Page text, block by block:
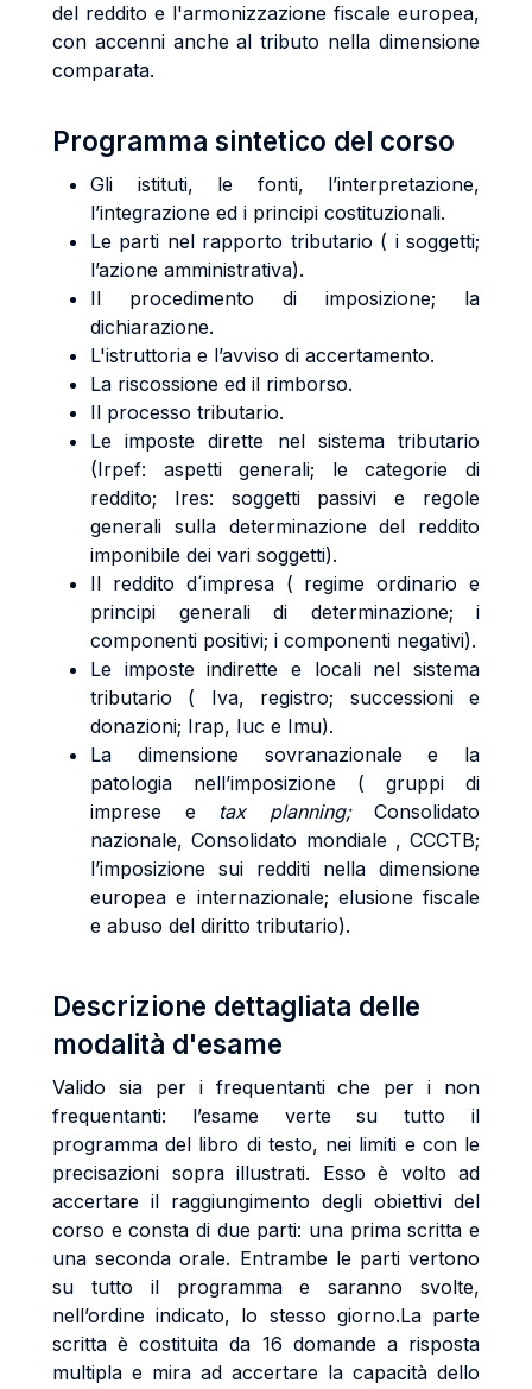
del reddito e l'armonizzazione fiscale europea,
con accenni anche al tributo nella dimensione
comparata.
Programma sintetico del corso
Gli istituti, le fonti, l’interpretazione,
l’integrazione ed i principi costituzionali.
Le parti nel rapporto tributario ( i soggetti;
l’azione amministrativa).
Il procedimento di imposizione; la
dichiarazione.
L'istruttoria e l’avviso di accertamento.
La riscossione ed il rimborso.
Il processo tributario.
Le imposte dirette nel sistema tributario
(Irpef: aspetti generali; le categorie di
reddito; Ires: soggetti passivi e regole
generali sulla determinazione del reddito
imponibile dei vari soggetti).
Il reddito d´impresa ( regime ordinario e
principi generali di determinazione; i
componenti positivi; i componenti negativi).
Le imposte indirette e locali nel sistema
tributario ( Iva, registro; successioni e
donazioni; Irap, Iuc e Imu).
La dimensione sovranazionale e la
patologia nell’imposizione ( gruppi di
imprese e tax planning;Consolidato
nazionale, Consolidato mondiale , CCCTB;
l’imposizione sui redditi nella dimensione
europea e internazionale; elusione fiscale
e abuso del diritto tributario).
Descrizione dettagliata delle
modalità d'esame
Valido sia per i frequentanti che per i non
frequentanti: l’esame verte su tutto il
programma del libro di testo, nei limiti e con le
precisazioni sopra illustrati. Esso è volto ad
accertare il raggiungimento degli obiettivi del
corso e consta di due parti: una prima scritta e
una seconda orale. Entrambe le parti vertono
su tutto il programma e saranno svolte,
nell’ordine indicato, lo stesso giorno.La parte
scritta è costituita da 16 domande a risposta
multipla e mira ad accertare la capacità dello